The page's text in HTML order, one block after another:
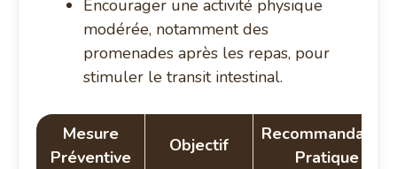
Encourager une activité physique
modérée, notamment des
promenades après les repas, pour
stimuler le transit intestinal.
Mesure
Préventive
Objectif
Recommandation
Pratique